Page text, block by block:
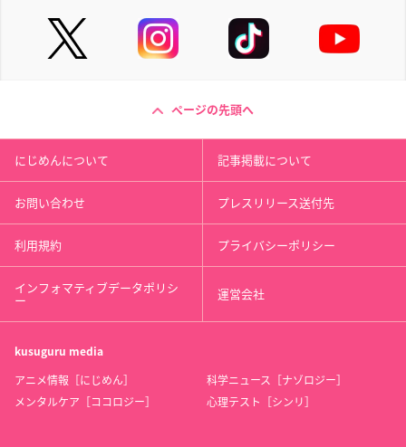
ページの先頭へ
にじめんについて 記事掲載について
お問い合わせ プレスリリース送付先
利用規約 プライバシーポリシー
インフォマティブデータポリシ
ー 運営会社
kusuguru media
アニメ情報［にじめん］
科学ニュース［ナゾロジー］
メンタルケア［ココロジー］
心理テスト［シンリ］